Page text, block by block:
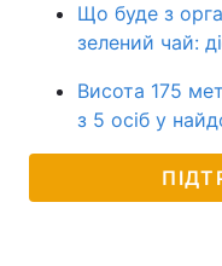
Що буде з
зелений чай:
Висота 175
з 5 осіб у